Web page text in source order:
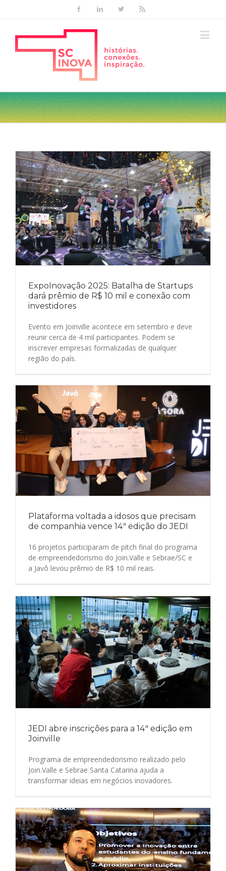
FacebookLinkedinTwitter
ExpoInovação 2025: Batalha de Startups
dará prêmio de R$ 10 mil e conexão com
investidores
Evento em Joinville acontece em setembro e deve
reunir cerca de 4 mil participantes. Podem se
inscrever empresas formalizadas de qualquer
região do país.
Plataforma voltada a idosos que precisam
de companhia vence 14ª edição do JEDI
16 projetos participaram de pitch final do programa
de empreendedorismo do Join.Valle e Sebrae/SC e
a Javô levou prêmio de R$ 10 mil reais.
JEDI abre inscrições para a 14ª edição em
Joinville
Programa de empreendedorismo realizado pelo
Join.Valle e Sebrae Santa Catarina ajuda a
transformar ideias em negócios inovadores.